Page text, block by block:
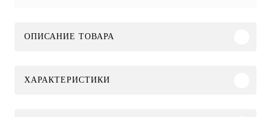
ОПИСАНИЕ ТОВАРА
ХАРАКТЕРИСТИКИ